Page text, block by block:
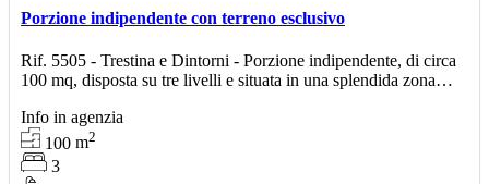
Porzione indipendente con terreno esclusivo
Rif. 5505 - Trestina e Dintorni - Porzione indipendente, di circa
100 mq, disposta su tre livelli e situata in una splendida zona
Info in agenzia
100m2
3